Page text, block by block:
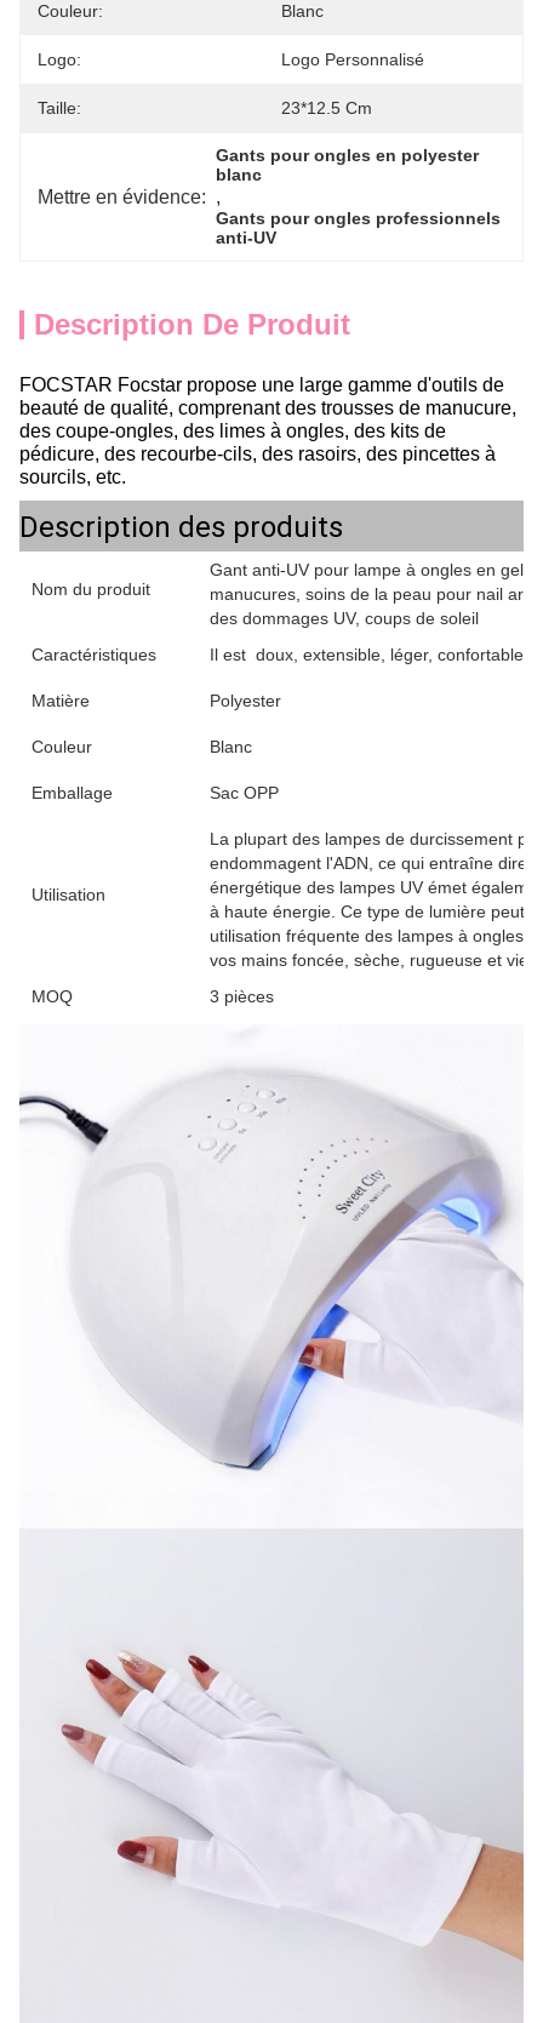
Couleur: Blanc
Logo: Logo Personnalisé
Taille: 23*12.5 Cm
Mettre en évidence:
Gants pour ongles en polyester
blanc
,
Gants pour ongles professionnels
anti-UV
Description De Produit
FOCSTAR Focstar propose une large gamme d'outils de
beauté de qualité, comprenant des trousses de manucure,
des coupe-ongles, des limes à ongles, des kits de
pédicure, des recourbe-cils, des rasoirs, des pincettes à
sourcils, etc.
Description des produits
Nom du produit
Gant anti-UV pour lampe à ongles en gel,
manucures, soins de la peau pour nail
des dommages UV, coups de soleil
Caractéristiques
Il est doux, extensible, léger, confortable,
Matière Polyester
Couleur Blanc
Emballage Sac OPP
Utilisation
La plupart des lampes de durcissement
endommagent l'ADN, ce qui entraîne
énergétique des lampes UV émet
à haute énergie. Ce type de lumière peut
utilisation fréquente des lampes à ongles
vos mains foncée, sèche, rugueuse et
MOQ
3 pièces